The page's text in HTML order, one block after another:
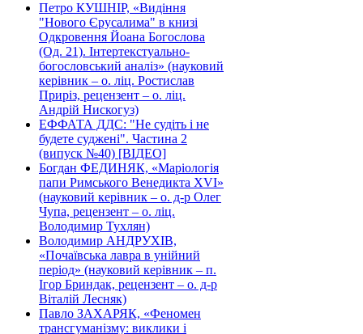
Петро КУШНІР, «Видіння
"Нового Єрусалима" в книзі
Одкровення Йоана Богослова
(Од. 21). Інтертекстуально-
богословський аналіз» (науковий
керівник – о. ліц. Ростислав
Приріз, рецензент – о. ліц.
Андрій Нискогуз)
ЕФФАТА ДДС: "Не судіть і не
будете суджені". Частина 2
(випуск №40) [ВІДЕО]
Богдан ФЕДИНЯК, «Маріологія
папи Римського Венедикта XVI»
(науковий керівник – о. д-р Олег
Чупа, рецензент – о. ліц.
Володимир Тухлян)
Володимир АНДРУХІВ,
«Почаївська лавра в унійний
період» (науковий керівник – п.
Ігор Бриндак, рецензент – о. д-р
Віталій Лесняк)
Павло ЗАХАРЯК, «Феномен
трансгуманізму: виклики і